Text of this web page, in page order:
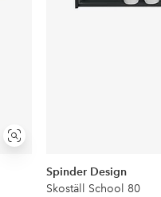
Visa
liknande
Spinder Design
Skoställ School 80